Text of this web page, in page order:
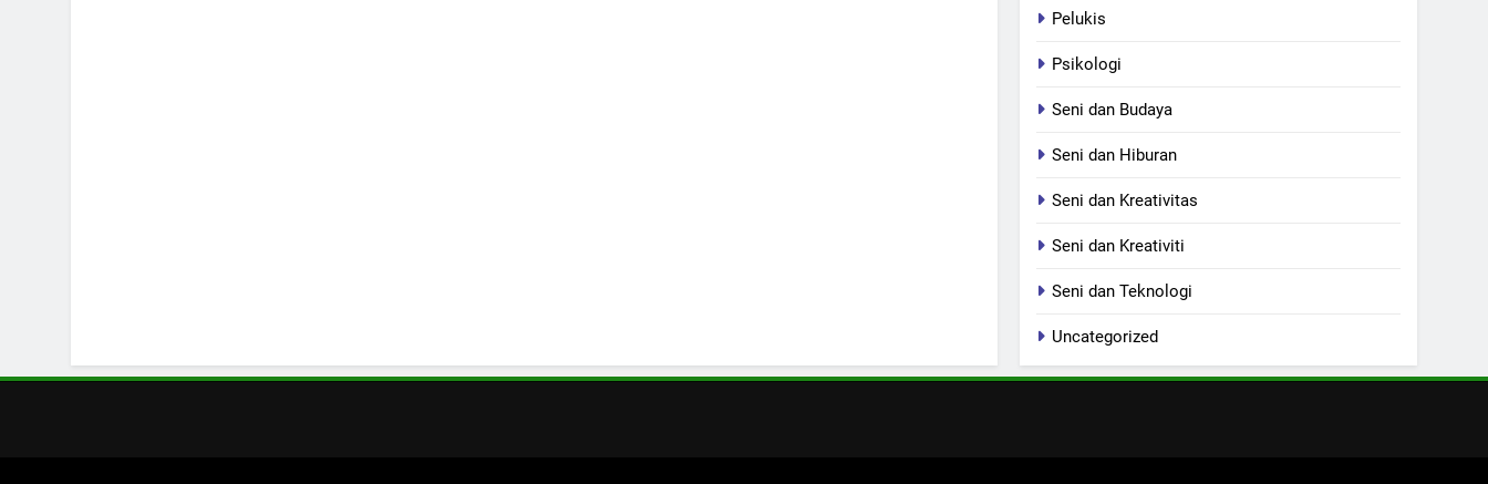
Pelukis
Psikologi
Seni dan Budaya
Seni dan Hiburan
Seni dan Kreativitas
Seni dan Kreativiti
Seni dan Teknologi
Uncategorized